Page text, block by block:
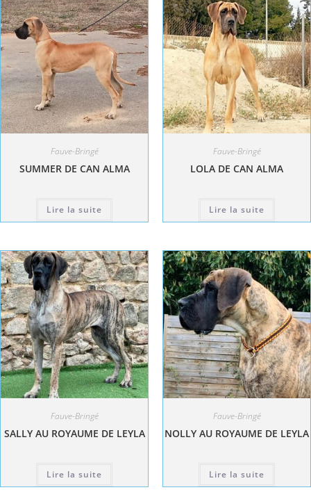
Fauve-Bringé
SUMMER DE CAN ALMA
Lire la suite
Fauve-Bringé
LOLA DE CAN ALMA
Lire la suite
Fauve-Bringé
SALLY AU ROYAUME DE LEYLA
Lire la suite
Fauve-Bringé
NOLLY AU ROYAUME DE LEYLA
Lire la suite